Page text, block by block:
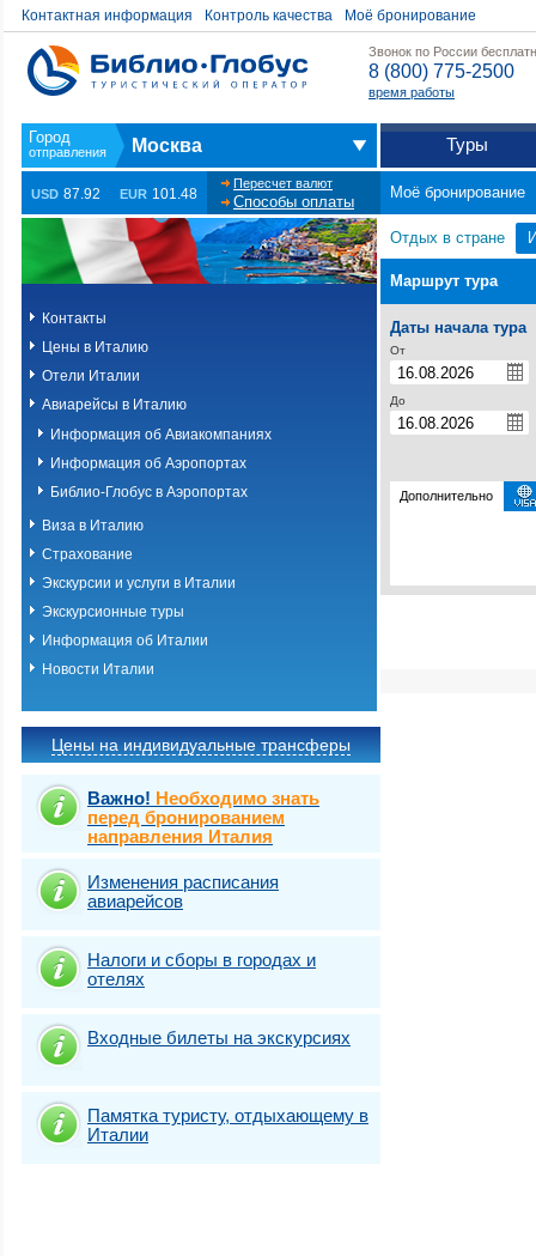
Контактная информация Контроль качества Моё бронирование
Звонок по России
8 (800) 775-2500
время работы
Москва Туры
USD 87.92 EUR 101.48
Пересчет валют
Способы оплаты
Моё бронирование
Контакты
Цены в Италию
Отели Италии
Авиарейсы в Италию
Информация об Авиакомпаниях
Информация об Аэропортах
Библио-Глобус в Аэропортах
Виза в Италию
Страхование
Экскурсии и услуги в Италии
Экскурсионные туры
Информация об Италии
Новости Италии
Цены на индивидуальные трансферы
Важно! Необходимо знать
перед бронированием
направления Италия
Изменения расписания
авиарейсов
Налоги и сборы в городах и
отелях
Входные билеты на экскурсиях
Памятка туристу, отдыхающему в
Италии
Отдых в стране
Маршрут тура
Даты начала тура
От
До
Дополнительно